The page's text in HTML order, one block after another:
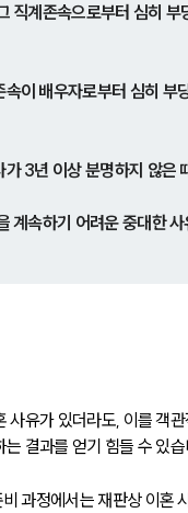
직계존속으로부터 심히 부
이 배우자로부터 심히 부
3년 이상 분명하지 않은
계속하기 어려운 중대한
사유가 있더라도, 이를 객
결과를 얻기 힘들 수 있습
과정에서는 재판상 이혼